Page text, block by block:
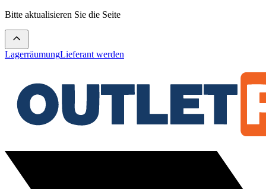
Bitte aktualisieren Sie die Seite
LagerräumungLieferant werden